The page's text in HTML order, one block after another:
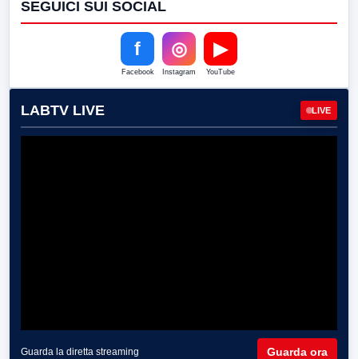
SEGUICI SUI SOCIAL
f
Facebook
◎
Instagram
▶
YouTube
LABTV LIVE LIVE
Guarda la diretta streaming Guarda ora